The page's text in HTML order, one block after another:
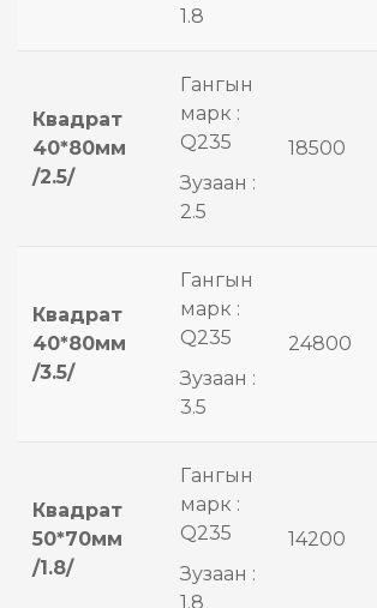
1.8
Квадрат
40*80мм
/2.5/
Гангын
марк :
Q235
Зузаан :
2.5
18500
Квадрат
40*80мм
/3.5/
Гангын
марк :
Q235
Зузаан :
3.5
24800
Квадрат
50*70мм
/1.8/
Гангын
марк :
Q235
Зузаан :
1.8
14200